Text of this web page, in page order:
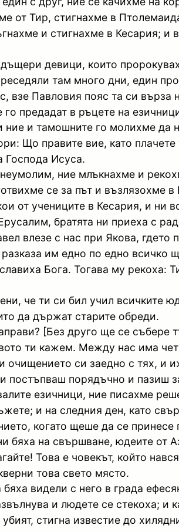
от Тир, стигнахме в
и стигнахме в Кесария; и
девици, които
там много дни, един
взе Павловия пояс та си
предадат в ръцете на
ние и тамошните го молихме да
Що правите вие, като
Господа Исуса.
ние млъкнахме и
се за път и възлязохме в
от учениците в Кесария, и ни
братята ни приеха с
влезе с нас при Якова, гдето
разказа им едно по едно
Бога. Тогава му
че ти си бил учил всичките
да държат старите обреди.
[Без друго ще се събере
ти кажем. Между нас има
си заедно с тях, и
постъпваш порядъчно и пазиш
езичници, ние писахме
и на следния ден, като
когато щеше да се принесе
бяха на свършване, юдеите от
Това е човекът, който
това свето място.
видели с него в града
и людете се стекоха; и
стигна известие до